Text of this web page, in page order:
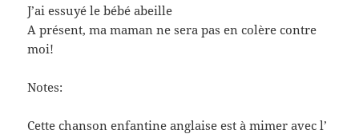
J’ai essuyé le bébé abeille
A présent, ma maman ne sera pas en colère contre
moi!
Notes:
Cette chanson enfantine anglaise est à mimer avec l’